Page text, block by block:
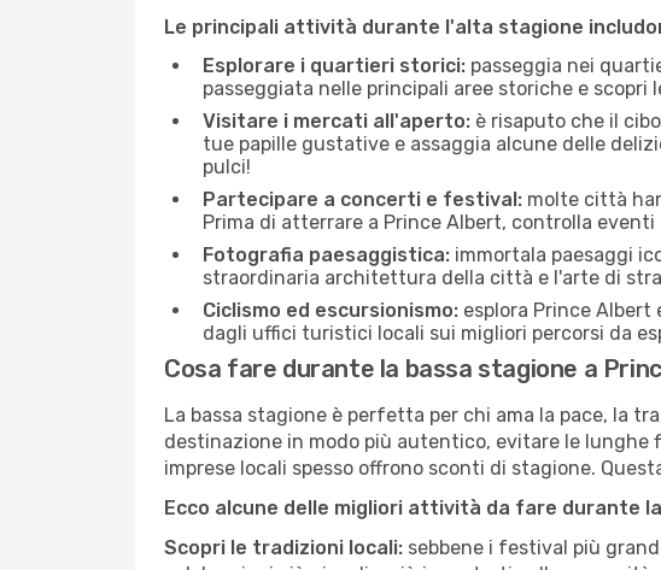
Le principali attività durante l'alta stagione
Esplorare i quartieri storici: passeggia nei
passeggiata nelle principali aree storiche e
Visitare i mercati all'aperto: è risaputo che il
tue papille gustative e assaggia alcune delle
pulci!
Partecipare a concerti e festival: molte città
Prima di atterrare a Prince Albert, controlla
Fotografia paesaggistica: immortala paesaggi
straordinaria architettura della città e l'arte di
Ciclismo ed escursionismo: esplora Prince
dagli uffici turistici locali sui migliori percorsi da
Cosa fare durante la bassa stagione a
La bassa stagione è perfetta per chi ama la pace, la
destinazione in modo più autentico, evitare le
imprese locali spesso offrono sconti di stagione.
Ecco alcune delle migliori attività da fare durante
Scopri le tradizioni locali: sebbene i festival più